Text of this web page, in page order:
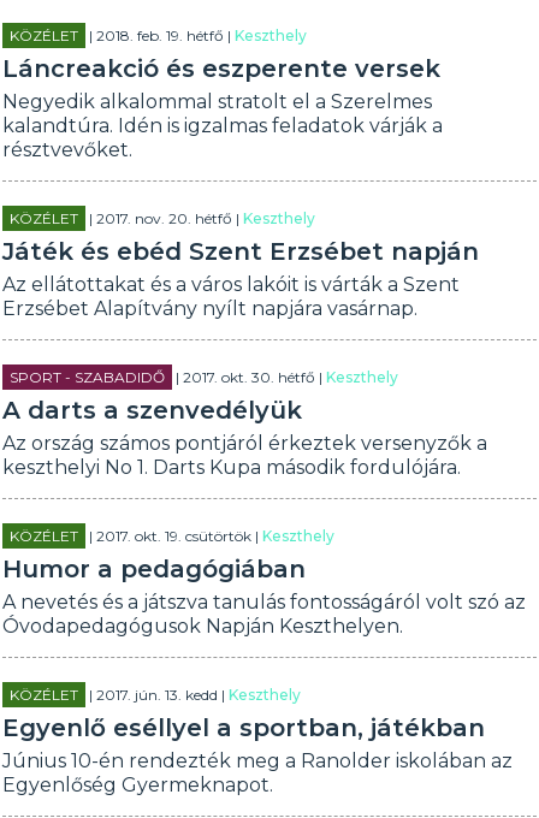
KÖZÉLET | 2018. feb. 19. hétfő |Keszthely
Láncreakció és eszperente versek
Negyedik alkalommal stratolt el a Szerelmes
kalandtúra. Idén is igzalmas feladatok várják a
résztvevőket.
KÖZÉLET | 2017. nov. 20. hétfő |Keszthely
Játék és ebéd Szent Erzsébet napján
Az ellátottakat és a város lakóit is várták a Szent
Erzsébet Alapítvány nyílt napjára vasárnap.
SPORT - SZABADIDŐ | 2017. okt. 30. hétfő |Keszthely
A darts a szenvedélyük
Az ország számos pontjáról érkeztek versenyzők a
keszthelyi No 1. Darts Kupa második fordulójára.
KÖZÉLET | 2017. okt. 19. csütörtök |Keszthely
Humor a pedagógiában
A nevetés és a játszva tanulás fontosságáról volt szó az
Óvodapedagógusok Napján Keszthelyen.
KÖZÉLET | 2017. jún. 13. kedd |Keszthely
Egyenlő eséllyel a sportban, játékban
Június 10-én rendezték meg a Ranolder iskolában az
Egyenlőség Gyermeknapot.